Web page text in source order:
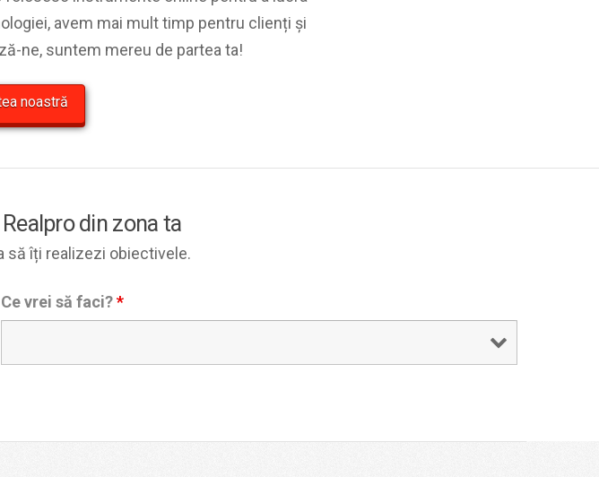
avem mai mult timp pentru clienți și
ne, suntem mereu de partea ta!
noastră
din zona ta
să îți realizezi obiectivele.
Ce vrei să faci?*